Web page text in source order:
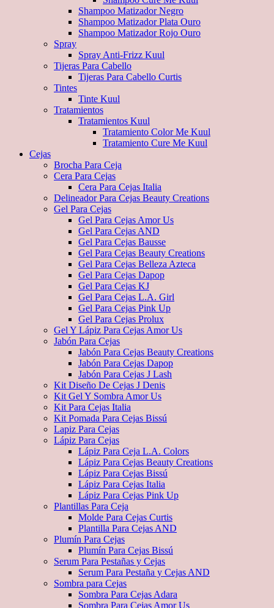
Shampoo Matizador Negro
Shampoo Matizador Plata Ouro
Shampoo Matizador Rojo Ouro
Spray
Spray Anti-Frizz Kuul
Tijeras Para Cabello
Tijeras Para Cabello Curtis
Tintes
Tinte Kuul
Tratamientos
Tratamientos Kuul
Tratamiento Color Me Kuul
Tratamiento Cure Me Kuul
Cejas
Brocha Para Ceja
Cera Para Cejas
Cera Para Cejas Italia
Delineador Para Cejas Beauty Creations
Gel Para Cejas
Gel Para Cejas Amor Us
Gel Para Cejas AND
Gel Para Cejas Bausse
Gel Para Cejas Beauty Creations
Gel Para Cejas Belleza Azteca
Gel Para Cejas Dapop
Gel Para Cejas KJ
Gel Para Cejas L.A. Girl
Gel Para Cejas Pink Up
Gel Para Cejas Prolux
Gel Y Lápiz Para Cejas Amor Us
Jabón Para Cejas
Jabón Para Cejas Beauty Creations
Jabón Para Cejas Dapop
Jabón Para Cejas J Lash
Kit Diseño De Cejas J Denis
Kit Gel Y Sombra Amor Us
Kit Para Cejas Italia
Kit Pomada Para Cejas Bissú
Lapiz Para Cejas
Lápiz Para Cejas
Lápiz Para Ceja L.A. Colors
Lápiz Para Cejas Beauty Creations
Lápiz Para Cejas Bissú
Lápiz Para Cejas Italia
Lápiz Para Cejas Pink Up
Plantillas Para Ceja
Molde Para Cejas Curtis
Plantilla Para Cejas AND
Plumín Para Cejas
Plumín Para Cejas Bissú
Serum Para Pestañas y Cejas
Serum Para Pestaña y Cejas AND
Sombra para Cejas
Sombra Para Cejas Adara
Sombra Para Cejas Amor Us